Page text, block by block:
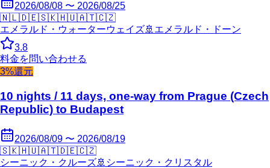
2026/08/08 〜 2026/08/25
🇳🇱🇩🇪🇸🇰🇭🇺🇦🇹🇨🇿
エメラルド・ウォーターウェイズ🚢 エメラルド・ドーン
3.8
料金を問い合わせる
3%還元
10 nights / 11 days, one-way from Prague (Czech
Republic) to Budapest
2026/08/09 〜 2026/08/19
🇸🇰🇭🇺🇦🇹🇩🇪🇨🇿
シーニック・クルーズ🚢 シーニック・クリスタル